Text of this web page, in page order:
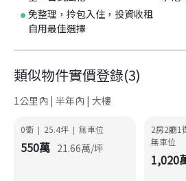
免整理，拎包入住，投資收租
自用最佳選擇
類似物件實價登錄(3)
1公里內 | 半年內 | 大樓
0衛 | 25.4坪 | 無車位
550萬 21.66萬/坪
2房2廳1
無車位
1,020